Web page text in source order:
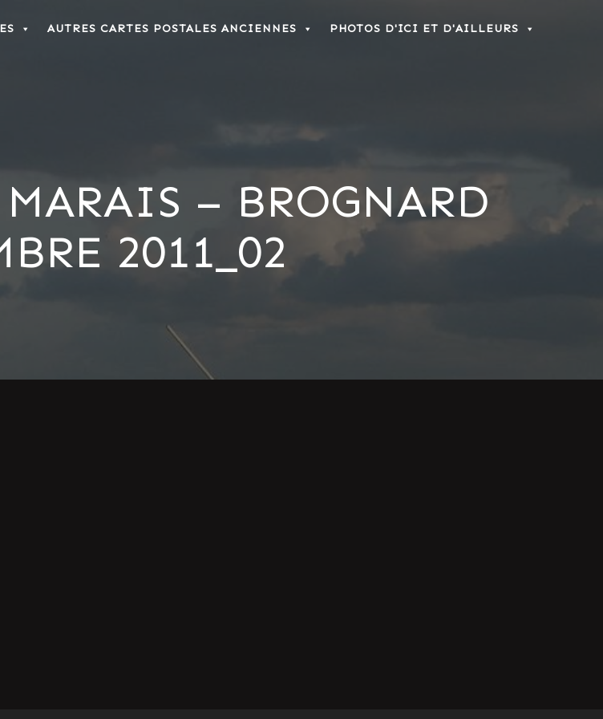
AUTRES CARTES POSTALES ANCIENNES PHOTOS D'ICI ET D'AILLEURS
– BROGNARD
2011_02